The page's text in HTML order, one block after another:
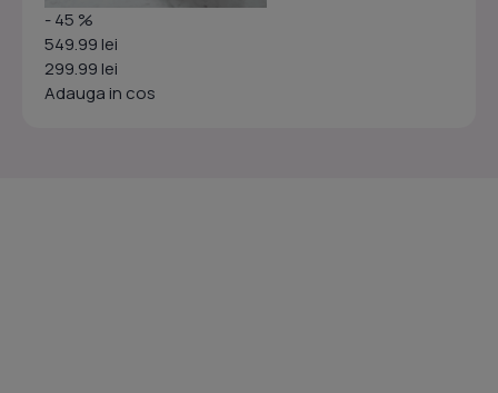
- 45 %
549.99 lei
299.99 lei
Adauga in cos